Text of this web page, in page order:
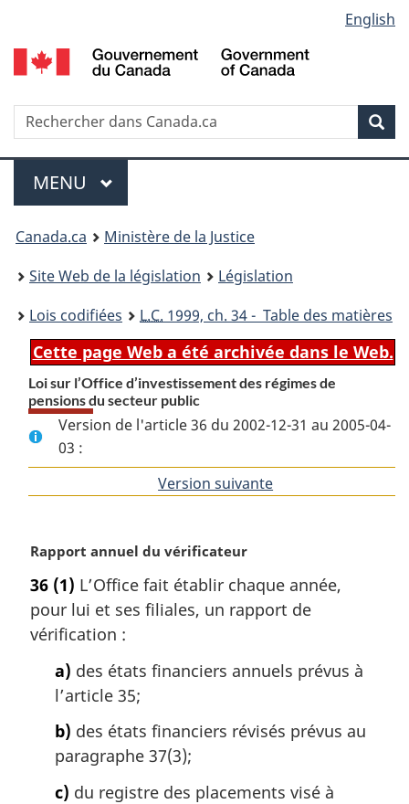
au
contenu
propos
de
la
HTML
simplifiée
selection
English
Recherche
Menu
MENU PRINCIPAL
You
are
here:
Canada.ca
Ministère de la Justice
Site Web de la législation
Législation
Lois codifiées
L.C. 1999, ch. 34 - Table des matières
Cette page Web a été archivée dans le Web.
Loi sur l’Office d’investissement des régimes de
pensions du secteur public
Version de l'article 36 du 2002-12-31 au 2005-04-
03 :
Version suivante
N
t
e
m
Rapport annuel du vérificateur
36 (1) L’Office fait établir chaque année,
pour lui et ses filiales, un rapport de
vérification :
a) des états financiers annuels prévus à
l’article 35;
b) des états financiers révisés prévus au
paragraphe 37(3);
c) du registre des placements visé à